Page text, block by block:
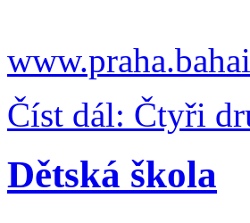
Číst dál: Čtyři
Dětská škola